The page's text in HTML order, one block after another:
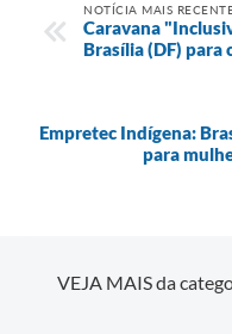
NOTÍCIA MAIS
Caravana
Brasília (DF) para
Empretec Indígena:
para
VEJA MAIS da